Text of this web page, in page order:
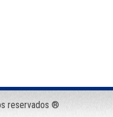
reservados ®